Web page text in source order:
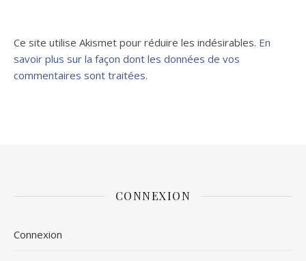
Ce site utilise Akismet pour réduire les indésirables. En
savoir plus sur la façon dont les données de vos
commentaires sont traitées.
CONNEXION
Connexion